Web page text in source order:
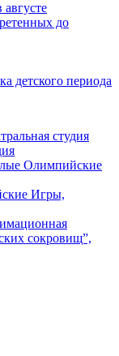
до
детского периода
студия
Олимпийские
Игры,
сокровищ”,